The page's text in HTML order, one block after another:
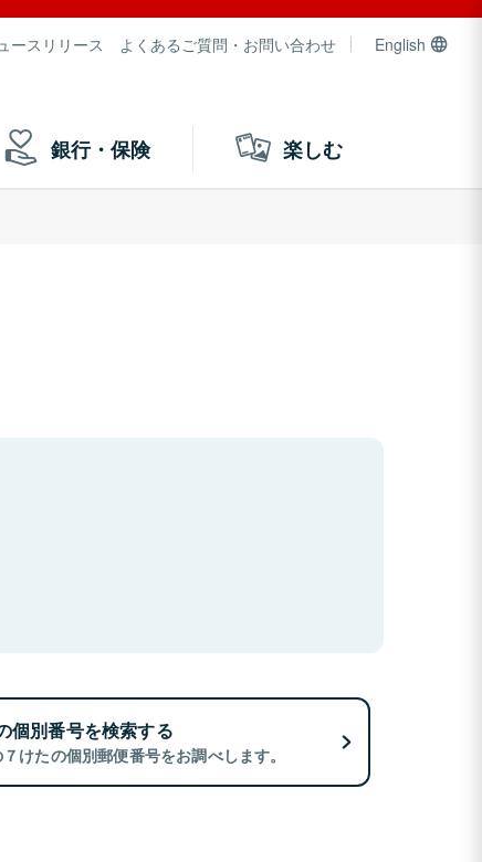
ースリリース よくあるご質問・お問い合わせ English
銀行・保険 楽しむ
個別番号を検索する
けたの個別郵便番号をお調べします。